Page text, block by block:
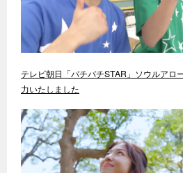
テレビ朝日「バチバチSTAR」ソウルアロ
力いたしました